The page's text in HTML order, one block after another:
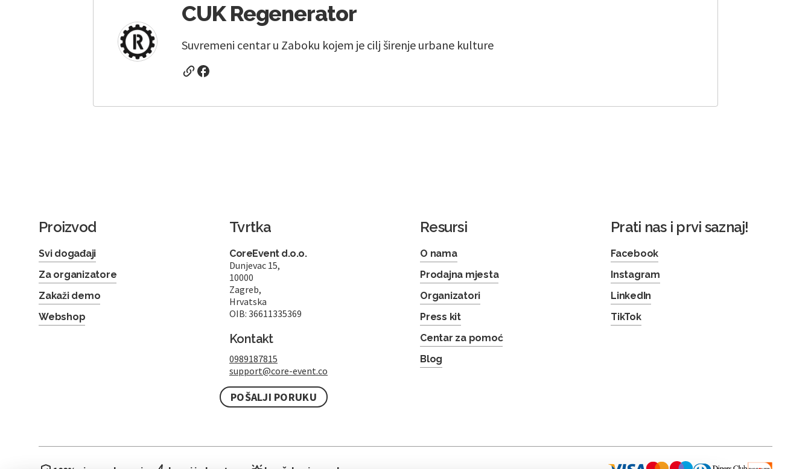
CUK Regenerator
Suvremeni centar u Zaboku kojem je cilj širenje urbane kulture
Proizvod
Svi događaji
Za organizatore
Zakaži demo
Webshop
Tvrtka
CoreEvent d.o.o.
Dunjevac 15,
10000
Zagreb,
Hrvatska
OIB: 36611335369
Kontakt
0989187815
support@core-event.co
POŠALJI PORUKU
Resursi
O nama
Prodajna mjesta
Organizatori
Press kit
Centar za pomoć
Blog
Prati nas i prvi saznaj!
Facebook
Instagram
LinkedIn
TikTok